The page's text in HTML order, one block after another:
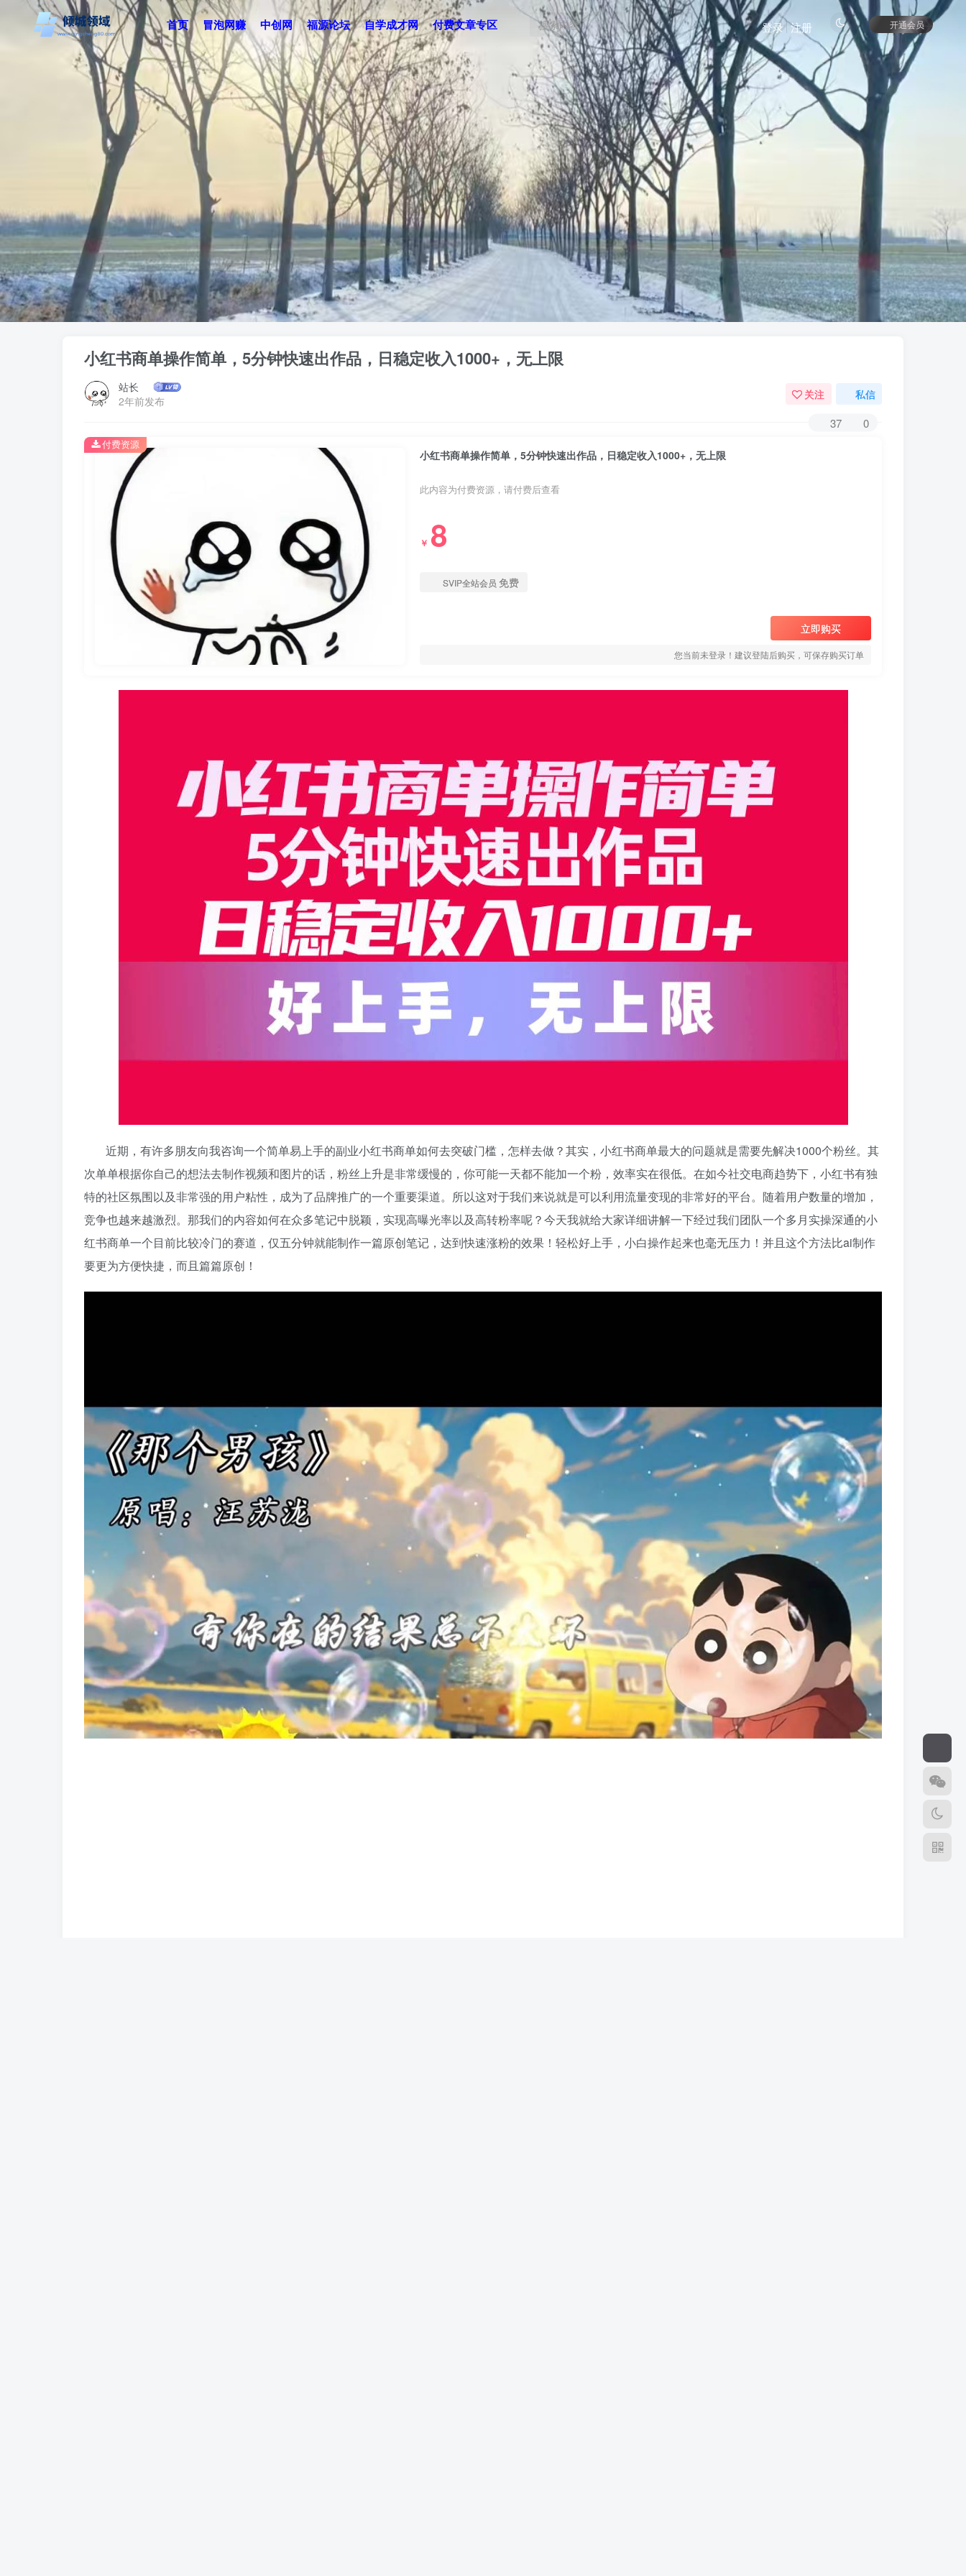
首页 冒泡网赚 中创网 福源论坛 自学成才网 付费文章专区 开通会员
登录 注册
小红书商单操作简单，5分钟快速出作品，日稳定收入1000+，无上限
站长
2年前发布
关注 私信
37 0
小红书商单操作简单，5分钟快速出作品，日稳定收入1000+，无上限
此内容为付费资源，请付费后查看
￥ 8
SVIP全站会员 免费
立即购买
您当前未登录！建议登陆后购买，可保存购买订单
付费资源
近期，有许多朋友向我咨询一个简单易上手的副业小红书商单如何去突破门槛，怎样去做？其实，小红书商单最大的问题就是需要先解决1000个粉丝。其
次单单根据你自己的想法去制作视频和图片的话，粉丝上升是非常缓慢的，你可能一天都不能加一个粉，效率实在很低。在如今社交电商趋势下，小红书有独
特的社区氛围以及非常强的用户粘性，成为了品牌推广的一个重要渠道。所以这对于我们来说就是可以利用流量变现的非常好的平台。随着用户数量的增加，
竞争也越来越激烈。那我们的内容如何在众多笔记中脱颖，实现高曝光率以及高转粉率呢？今天我就给大家详细讲解一下经过我们团队一个多月实操深通的小
红书商单一个目前比较冷门的赛道，仅五分钟就能制作一篇原创笔记，达到快速涨粉的效果！轻松好上手，小白操作起来也毫无压力！并且这个方法比ai制作
要更为方便快捷，而且篇篇原创！